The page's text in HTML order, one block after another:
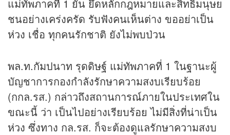
แม่ทัพภาคที่ 1 ยัน ยึดหลักกฎหมายและสิทธิมนุษย
ชนอย่างเคร่งครัด รับฟังคนเห็นต่าง ขออย่าเป็น
ห่วง เชื่อ ทุกคนรักชาติ ยังไม่พบป่วน
พล.ท.กัมปนาท รุดดิษฐ์ แม่ทัพภาคที่ 1 ในฐานะผู้
บัญชาการกองกำลังรักษาความสงบเรียบร้อย
(กกล.รส.) กล่าวถึงสถานการณ์ภายในประเทศใน
ขณะนี้ ว่า เป็นไปอย่างเรียบร้อย ไม่มีสิ่งที่น่าเป็น
ห่วง ซึ่งทาง กล.รส. ก็จะต้องดูแลรักษาความสงบ